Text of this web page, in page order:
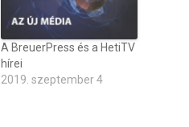
A BreuerPress és a HetiTV
hírei
2019. szeptember 4